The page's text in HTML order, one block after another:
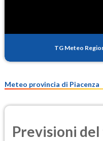
PM25
TG Meteo
Meteo provincia di Piacenza
Previsioni